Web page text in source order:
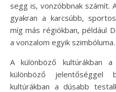
segg is, vonzóbbnak számít.
gyakran a karcsúbb,
míg más régiókban, például
a vonzalom egyik szimbóluma.
A különböző kultúrákban
különböző
kultúrákban a dúsabb